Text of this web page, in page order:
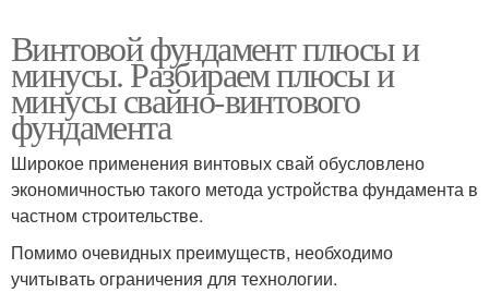
Винтовой фундамент плюсы и
минусы. Разбираем плюсы и
минусы свайно-винтового
фундамента
Широкое применения винтовых свай обусловлено
экономичностью такого метода устройства фундамента в
частном строительстве.
Помимо очевидных преимуществ, необходимо
учитывать ограничения для технологии.